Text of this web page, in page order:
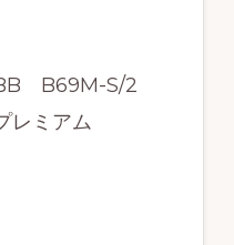
B69M-S/2
レミアム